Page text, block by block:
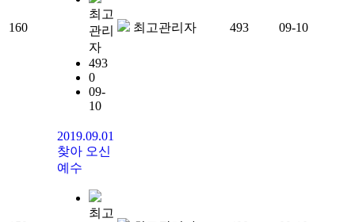
160
최고
관리
자
493
0
09-
10
최고관리자 493 09-10
2019.09.01
찾아 오신
예수
최고